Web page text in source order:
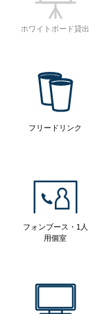
ホワイトボード貸出
フリードリンク
フォンブース・1人
用個室